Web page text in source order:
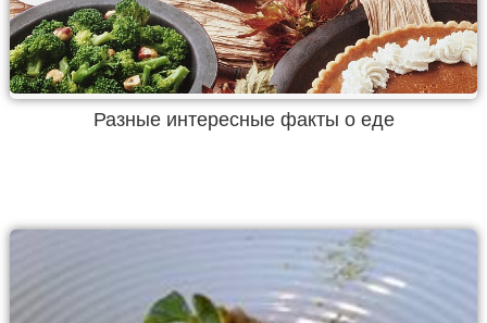
Разные интересные факты о еде